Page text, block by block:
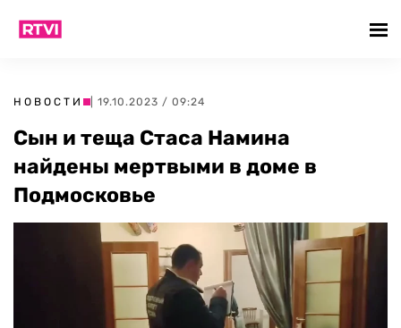
НОВОСТИ | 19.10.2023 / 09:24
Сын и теща Стаса Намина
найдены мертвыми в доме в
Подмосковье